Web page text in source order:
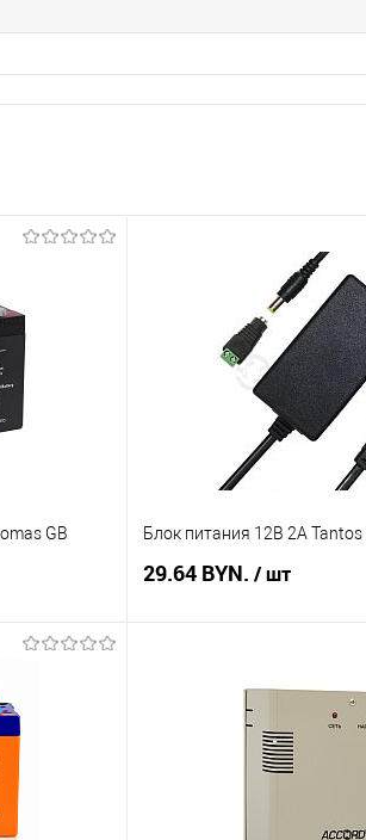
GB Блок питания 12В 2А Tantos
29.64 BYN. / шт
Купить в 1 клик